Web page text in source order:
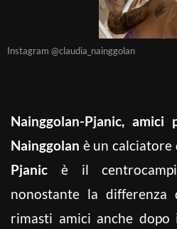
Instagram @claudia_nainggolan
Nainggolan-Pjanic,
Nainggolan è un calciatore
Pjanic è il
nonostante la
rimasti amici anche